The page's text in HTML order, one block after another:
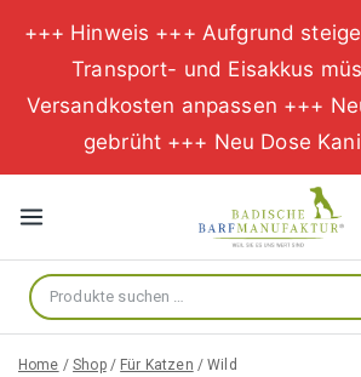
+++ Hinweis +++ Aufgrund
Transport- und Eisakkus
Versandkosten anpassen +++
gebrüht +++ Neu Dose
Inhalt
springen
Suche
nach:
Home / Shop / Für Katzen / Wild